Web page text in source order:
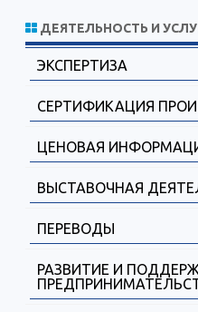
ДЕЯТЕЛЬНОСТЬ И
ЭКСПЕРТИЗА
СЕРТИФИКАЦИЯ
ЦЕНОВАЯ
ВЫСТАВОЧНАЯ
ПЕРЕВОДЫ
РАЗВИТИЕ И